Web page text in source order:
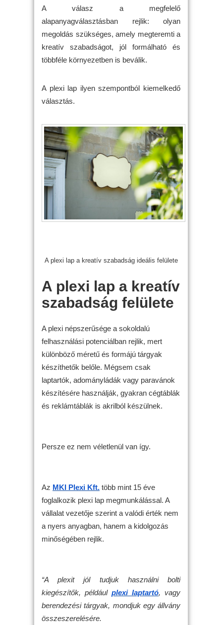
A válasz a megfelelő
alapanyagválasztásban rejlik: olyan
megoldás szükséges, amely megteremti a
kreatív szabadságot, jól formálható és
többféle környezetben is beválik.
A plexi lap ilyen szempontból kiemelkedő
választás.
A plexi lap a kreatív szabadság ideális felülete
A plexi lap a kreatív
szabadság felülete
A plexi népszerűsége a sokoldalú
felhasználási potenciálban rejlik, mert
különböző méretű és formájú tárgyak
készíthetők belőle. Mégsem csak
laptartók, adományládák vagy paravánok
készítésére használják, gyakran cégtáblák
és reklámtáblák is akrilból készülnek.
Persze ez nem véletlenül van így.
Az MKI Plexi Kft. több mint 15 éve
foglalkozik plexi lap megmunkálással. A
vállalat vezetője szerint a valódi érték nem
a nyers anyagban, hanem a kidolgozás
minőségében rejlik.
“A plexit jól tudjuk használni bolti
kiegészítők, például plexi laptartó, vagy
berendezési tárgyak, mondjuk egy állvány
összeszerelésére.